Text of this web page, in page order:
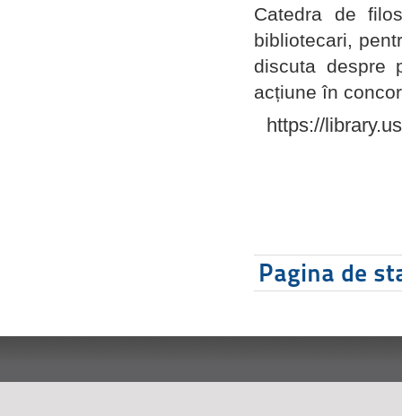
Catedra de
bibliotecari,
discuta despre
acțiune în
https://
Pagina de